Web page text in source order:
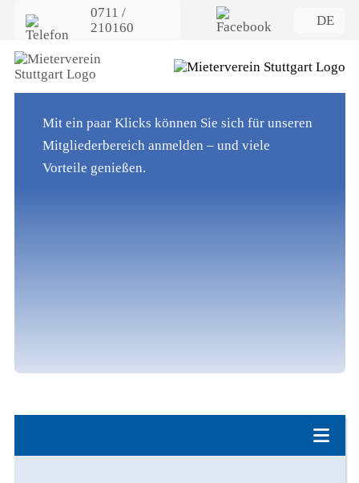
0711 /
210160
DE
Herzlich willkommen in
unserem Mitgliederbereich!
Mit ein paar Klicks können Sie sich für unseren
Mitgliederbereich anmelden – und viele
Vorteile genießen.